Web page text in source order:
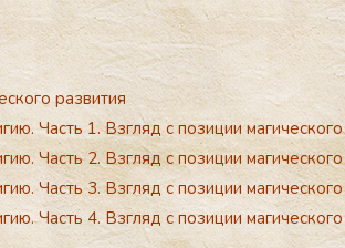
развития
Часть 1. Взгляд с позиции
Часть 2. Взгляд с позиции
Часть 3. Взгляд с позиции
Часть 4. Взгляд с позиции